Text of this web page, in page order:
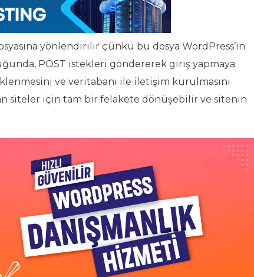
yönlendirilir çünkü bu dosya WordPress’in
POST istekleri göndererek giriş yapmaya
ve veritabanı ile iletişim kurulmasını
siteler için tam bir felakete dönüşebilir ve sitenin